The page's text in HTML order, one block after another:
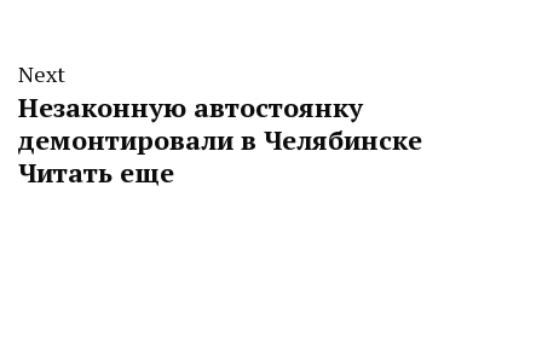
Next
Незаконную автостоянку
демонтировали в Челябинске
Читать еще